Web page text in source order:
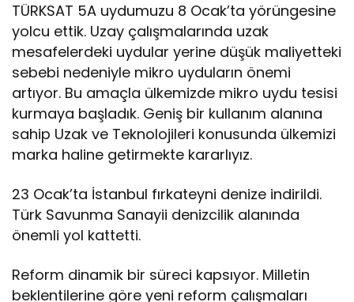
TÜRKSAT 5A uydumuzu 8 Ocak’ta yörüngesine
yolcu ettik. Uzay çalışmalarında uzak
mesafelerdeki uydular yerine düşük maliyetteki
sebebi nedeniyle mikro uyduların önemi
artıyor. Bu amaçla ülkemizde mikro uydu tesisi
kurmaya başladık. Geniş bir kullanım alanına
sahip Uzak ve Teknolojileri konusunda ülkemizi
marka haline getirmekte kararlıyız.
23 Ocak’ta İstanbul fırkateyni denize indirildi.
Türk Savunma Sanayii denizcilik alanında
önemli yol kattetti.
Reform dinamik bir süreci kapsıyor. Milletin
beklentilerine göre yeni reform çalışmaları